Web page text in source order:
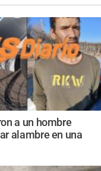
a un hombre
alambre en una